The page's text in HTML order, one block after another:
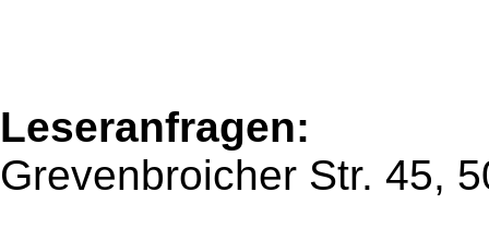
Leseranfragen:
Grevenbroicher Str. 45,